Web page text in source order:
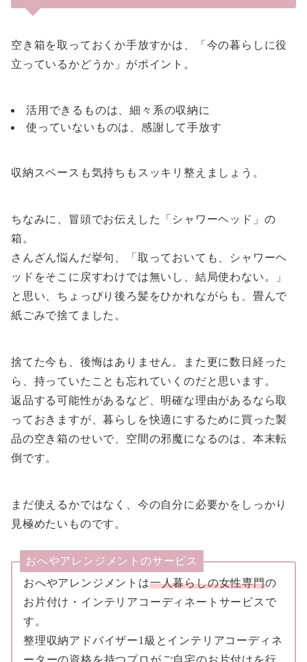
空き箱を取っておくか手放すかは、「今の暮らしに役
立っているかどうか」がポイント。
活用できるものは、細々系の収納に
使っていないものは、感謝して手放す
収納スペースも気持ちもスッキリ整えましょう。
ちなみに、冒頭でお伝えした「シャワーヘッド」の
箱。
さんざん悩んだ挙句、「取っておいても、シャワーヘ
ッドをそこに戻すわけでは無いし、結局使わない。」
と思い、ちょっぴり後ろ髪をひかれながらも、畳んで
紙ごみで捨てました。
捨てた今も、後悔はありません。また更に数日経った
ら、持っていたことも忘れていくのだと思います。
返品する可能性があるなど、明確な理由があるなら取
っておきますが、暮らしを快適にするために買った製
品の空き箱のせいで、空間の邪魔になるのは、本末転
倒です。
まだ使えるかではなく、今の自分に必要かをしっかり
見極めたいものです。
おへやアレンジメントのサービス
おへやアレンジメントは一人暮らしの女性専門の
お片付け・インテリアコーディネートサービスで
す。
整理収納アドバイザー1級とインテリアコーディネ
ーターの資格を持つプロがご自宅のお片付けを行